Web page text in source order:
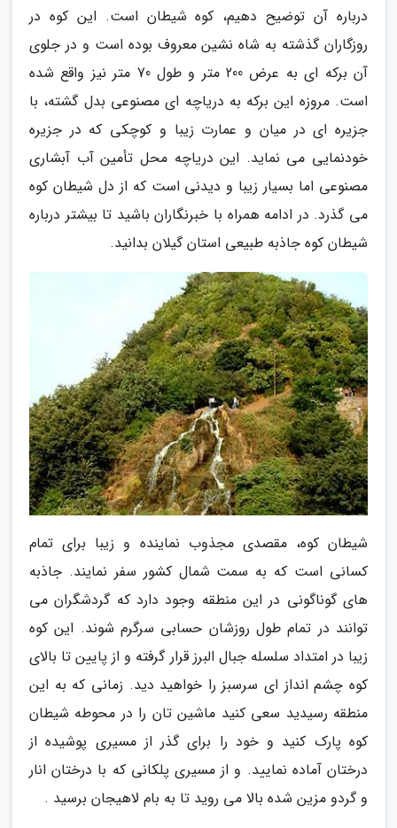
درباره آن توضیح دهیم، کوه شیطان است. این کوه در
روزگاران گذشته به شاه نشین معروف بوده است و در جلوی
آن برکه ای به عرض 200 متر و طول 70 متر نیز واقع شده
است. مروزه این برکه به دریاچه ای مصنوعی بدل گشته، با
جزیره ای در میان و عمارت زیبا و کوچکی که در جزیره
خودنمایی می نماید. این دریاچه محل تأمین آب آبشاری
مصنوعی اما بسیار زیبا و دیدنی است که از دل شیطان کوه
می گذرد. در ادامه همراه با خبرنگاران باشید تا بیشتر درباره
شیطان کوه جاذبه طبیعی استان گیلان بدانید.
شیطان کوه، مقصدی مجذوب نماینده و زیبا برای تمام
کسانی است که به سمت شمال کشور سفر نمایند. جاذبه
های گوناگونی در این منطقه وجود دارد که گردشگران می
توانند در تمام طول روزشان حسابی سرگرم شوند. این کوه
زیبا در امتداد سلسله جبال البرز قرار گرفته و از پایین تا بالای
کوه چشم انداز ای سرسبز را خواهید دید. زمانی که به این
منطقه رسیدید سعی کنید ماشین تان را در محوطه شیطان
کوه پارک کنید و خود را برای گذر از مسیری پوشیده از
درختان آماده نمایید. و از مسیری پلکانی که با درختان انار
و گردو مزین شده بالا می روید تا به بام لاهیجان برسید .